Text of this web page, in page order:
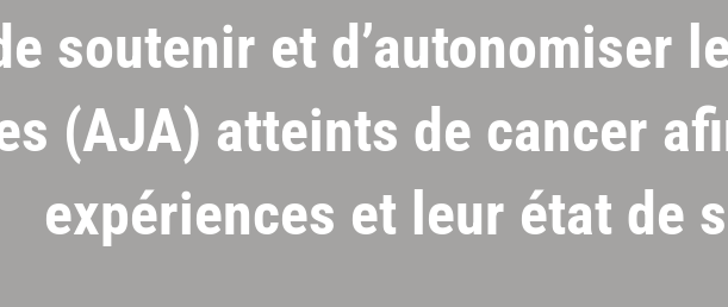
soutenir et d’autonomiser
(AJA) atteints de cancer
expériences et leur état de